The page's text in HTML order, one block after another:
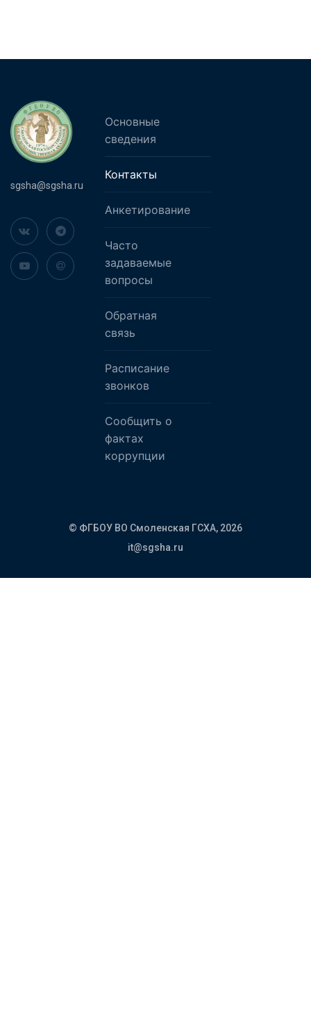
sgsha@sgsha.ru
Основные
сведения
Контакты
Анкетирование
Часто
задаваемые
вопросы
Обратная
связь
Расписание
звонков
Сообщить о
фактах
коррупции
© ФГБОУ ВО Смоленская ГСХА, 2026
it@sgsha.ru